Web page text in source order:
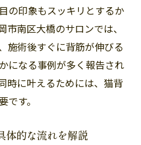
得られる姿勢のメリッ
ち姿を手に入れる方法
での最新調整技術
新常識をわかりやすく紹
橋エリアの選択肢
の印象もスッキリとするか
市南区大橋のサロンでは、
施術後すぐに背筋が伸びる
になる事例が多く報告され
時に叶えるためには、猫背
す。
体的な流れを解説